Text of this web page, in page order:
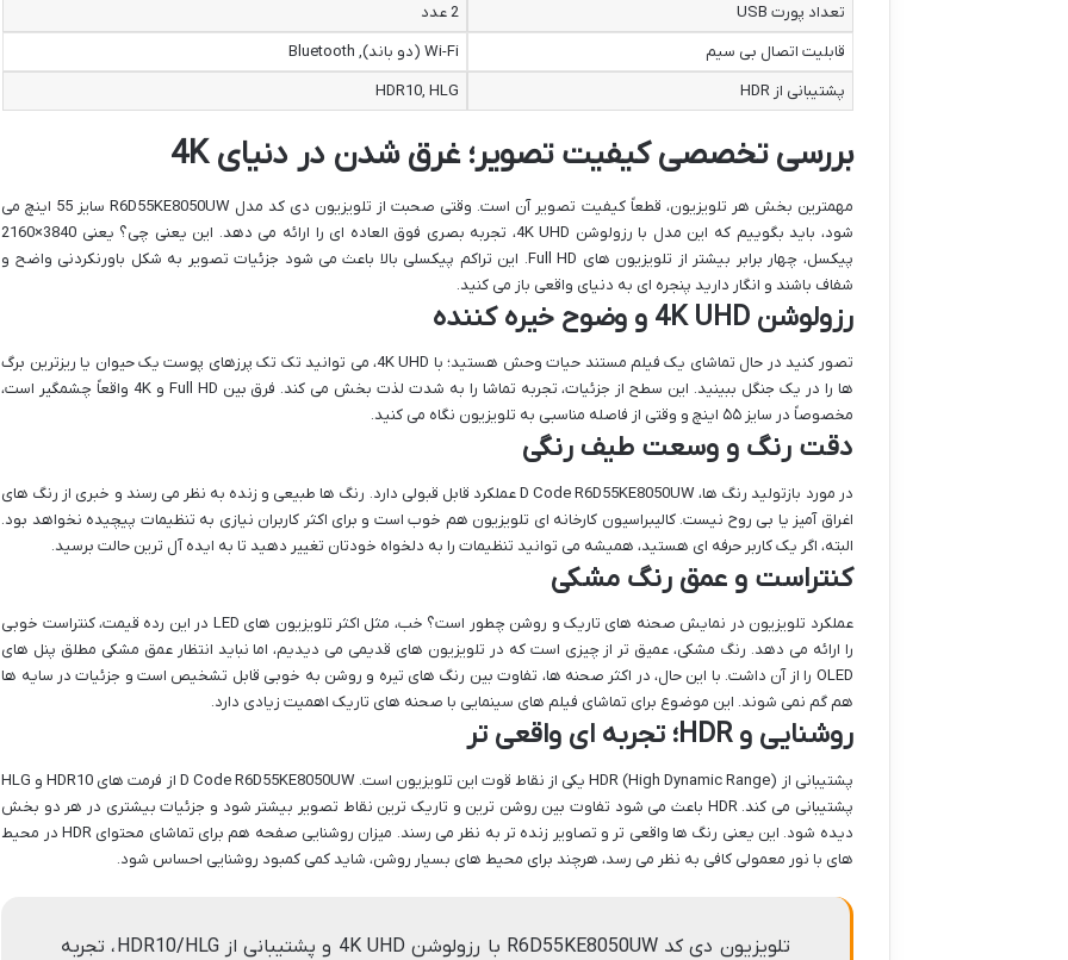
تعداد پورت USB
2 عدد
قابلیت اتصال بی سیم
Wi-Fi (دو باند), Bluetooth
پشتیبانی از HDR
HDR10, HLG
بررسی تخصصی کیفیت تصویر؛ غرق شدن در دنیای 4K
مهمترین بخش هر تلویزیون، قطعاً کیفیت تصویر آن است. وقتی صحبت از تلویزیون دی کد مدل R6D55KE8050UW سایز 55 اینچ می
شود، باید بگوییم که این مدل با رزولوشن 4K UHD، تجربه بصری فوق العاده ای را ارائه می دهد. این یعنی چی؟ یعنی 3840×2160
پیکسل، چهار برابر بیشتر از تلویزیون های Full HD. این تراکم پیکسلی بالا باعث می شود جزئیات تصویر به شکل باورنکردنی واضح و
شفاف باشند و انگار دارید پنجره ای به دنیای واقعی باز می کنید.
رزولوشن 4K UHD و وضوح خیره کننده
تصور کنید در حال تماشای یک فیلم مستند حیات وحش هستید؛ با 4K UHD، می توانید تک تک پرزهای پوست یک حیوان یا ریزترین برگ
ها را در یک جنگل ببینید. این سطح از جزئیات، تجربه تماشا را به شدت لذت بخش می کند. فرق بین Full HD و 4K واقعاً چشمگیر است،
مخصوصاً در سایز ۵۵ اینچ و وقتی از فاصله مناسبی به تلویزیون نگاه می کنید.
دقت رنگ و وسعت طیف رنگی
در مورد بازتولید رنگ ها، D Code R6D55KE8050UW عملکرد قابل قبولی دارد. رنگ ها طبیعی و زنده به نظر می رسند و خبری از رنگ های
اغراق آمیز یا بی روح نیست. کالیبراسیون کارخانه ای تلویزیون هم خوب است و برای اکثر کاربران نیازی به تنظیمات پیچیده نخواهد بود.
البته، اگر یک کاربر حرفه ای هستید، همیشه می توانید تنظیمات را به دلخواه خودتان تغییر دهید تا به ایده آل ترین حالت برسید.
کنتراست و عمق رنگ مشکی
عملکرد تلویزیون در نمایش صحنه های تاریک و روشن چطور است؟ خب، مثل اکثر تلویزیون های LED در این رده قیمت، کنتراست خوبی
را ارائه می دهد. رنگ مشکی، عمیق تر از چیزی است که در تلویزیون های قدیمی می دیدیم، اما نباید انتظار عمق مشکی مطلق پنل های
OLED را از آن داشت. با این حال، در اکثر صحنه ها، تفاوت بین رنگ های تیره و روشن به خوبی قابل تشخیص است و جزئیات در سایه ها
هم گم نمی شوند. این موضوع برای تماشای فیلم های سینمایی با صحنه های تاریک اهمیت زیادی دارد.
روشنایی و HDR؛ تجربه ای واقعی تر
پشتیبانی از HDR (High Dynamic Range) یکی از نقاط قوت این تلویزیون است. D Code R6D55KE8050UW از فرمت های HDR10 و HLG
پشتیبانی می کند. HDR باعث می شود تفاوت بین روشن ترین و تاریک ترین نقاط تصویر بیشتر شود و جزئیات بیشتری در هر دو بخش
دیده شود. این یعنی رنگ ها واقعی تر و تصاویر زنده تر به نظر می رسند. میزان روشنایی صفحه هم برای تماشای محتوای HDR در محیط
های با نور معمولی کافی به نظر می رسد، هرچند برای محیط های بسیار روشن، شاید کمی کمبود روشنایی احساس شود.
تلویزیون دی کد R6D55KE8050UW با رزولوشن 4K UHD و پشتیبانی از HDR10/HLG، تجربه